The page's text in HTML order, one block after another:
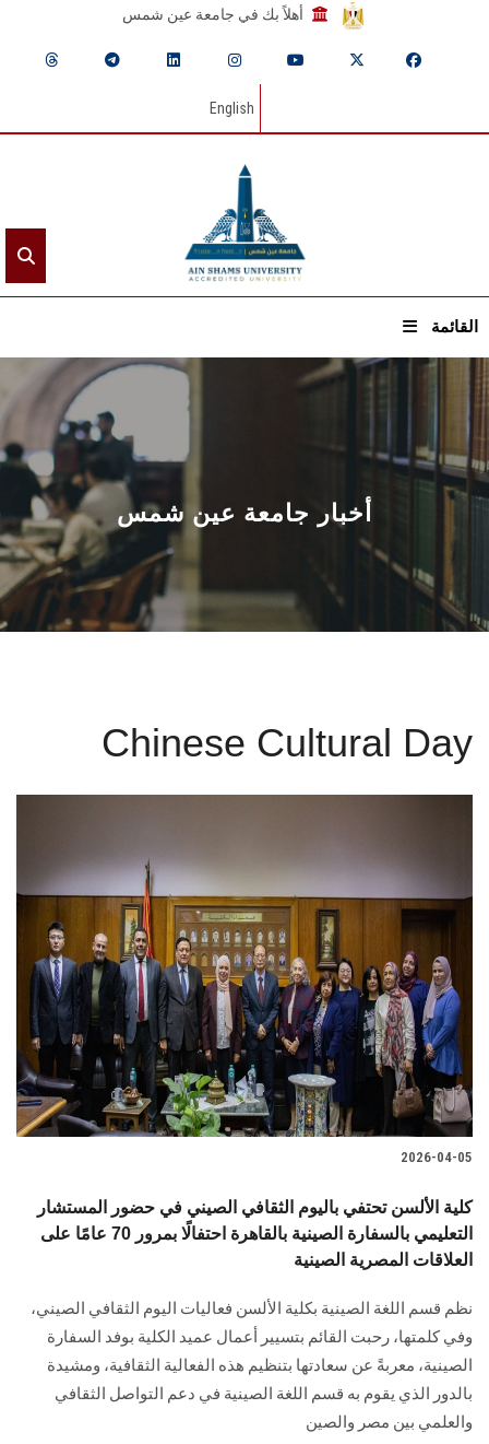
أهلاً بك في جامعة عين شمس
English
القائمة
الرئيسيـة
عن الجامعة
القطاعـات
الشئون الأكاديمية
البحث العلمي
المراكز والوحدات
الإعلام
تواصل معنا
الطلاب
هيئة التدريس
الدراسات العليا
الموظفون
سجل الان
أخبار جامعة عين شمس
Chinese Cultural Day
2026-04-05
كلية الألسن تحتفي باليوم الثقافي الصيني في حضور المستشار
التعليمي بالسفارة الصينية بالقاهرة احتفالًا بمرور 70 عامًا على
العلاقات المصرية الصينية
نظم قسم اللغة الصينية بكلية الألسن فعاليات اليوم الثقافي الصيني،
وفي كلمتها، رحبت القائم بتسيير أعمال عميد الكلية بوفد السفارة
الصينية، معربةً عن سعادتها بتنظيم هذه الفعالية الثقافية، ومشيدة
بالدور الذي يقوم به قسم اللغة الصينية في دعم التواصل الثقافي
والعلمي بين مصر والصين